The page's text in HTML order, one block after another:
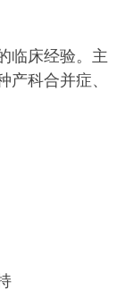
临床经验。主
科合并症、